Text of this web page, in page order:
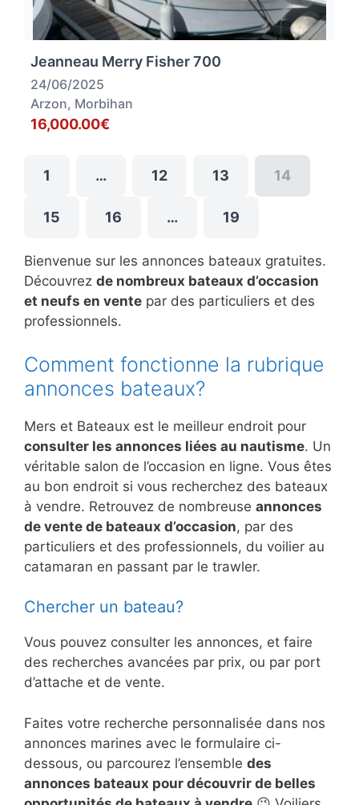
Jeanneau Merry Fisher 700
24/06/2025
Arzon, Morbihan
16,000.00€
1 … 12 13 14
15 16 … 19
Bienvenue sur les annonces bateaux gratuites.
Découvrez de nombreux bateaux d’occasion
et neufs en vente par des particuliers et des
professionnels.
Comment fonctionne la rubrique
annonces bateaux?
Mers et Bateaux est le meilleur endroit pour
consulter les annonces liées au nautisme. Un
véritable salon de l’occasion en ligne. Vous êtes
au bon endroit si vous recherchez des bateaux
à vendre. Retrouvez de nombreuse annonces
de vente de bateaux d’occasion, par des
particuliers et des professionnels, du voilier au
catamaran en passant par le trawler.
Chercher un bateau?
Vous pouvez consulter les annonces, et faire
des recherches avancées par prix, ou par port
d’attache et de vente.
Faites votre recherche personnalisée dans nos
annonces marines avec le formulaire ci-
dessous, ou parcourez l’ensemble des
annonces bateaux pour découvrir de belles